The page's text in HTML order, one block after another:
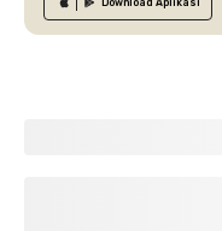
Download Aplikasi